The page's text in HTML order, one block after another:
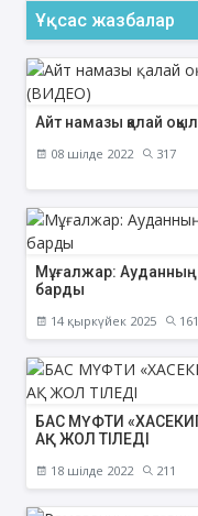
Ұқсас жазбалар
Айт намазы қалай
08 шілде 2022 317
Мұғалжар:
барды
14 қыркүйек 2025 161
БАС МҮФТИ
АҚ ЖОЛ ТІЛЕДІ
18 шілде 2022 211